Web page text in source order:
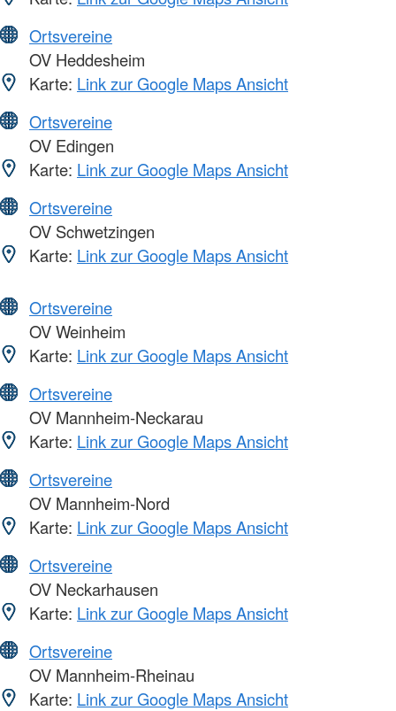
Ortsvereine
OV Heddesheim
Karte: Link zur Google Maps Ansicht
Ortsvereine
OV Edingen
Karte: Link zur Google Maps Ansicht
Ortsvereine
OV Schwetzingen
Karte: Link zur Google Maps Ansicht
Ortsvereine
OV Weinheim
Karte: Link zur Google Maps Ansicht
Ortsvereine
OV Mannheim-Neckarau
Karte: Link zur Google Maps Ansicht
Ortsvereine
OV Mannheim-Nord
Karte: Link zur Google Maps Ansicht
Ortsvereine
OV Neckarhausen
Karte: Link zur Google Maps Ansicht
Ortsvereine
OV Mannheim-Rheinau
Karte: Link zur Google Maps Ansicht